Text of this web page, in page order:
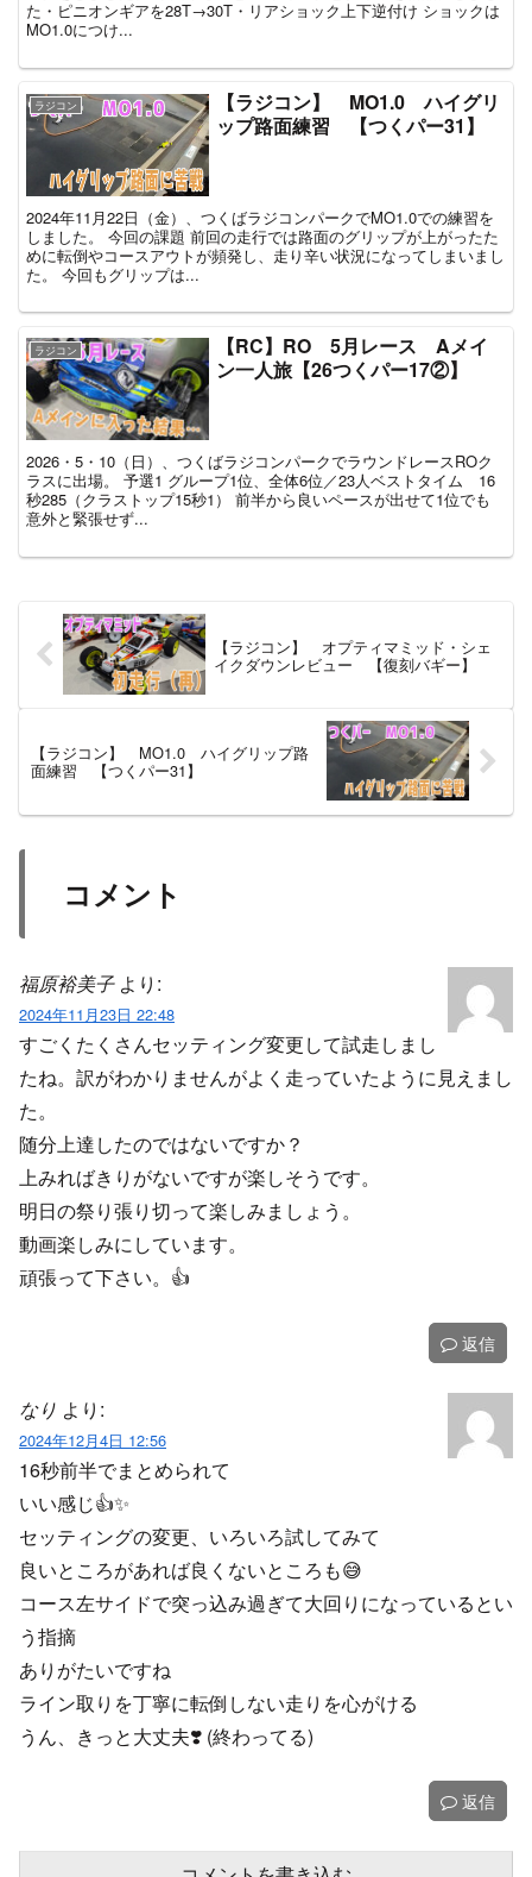
た・ピニオンギアを28T→30T・リアショック上下逆付け ショックは
MO1.0につけ...
ラジコン
【ラジコン】 MO1.0 ハイグリ
ップ路面練習 【つくパー31】
2024年11月22日（金）、つくばラジコンパークでMO1.0での練習を
しました。 今回の課題 前回の走行では路面のグリップが上がったた
めに転倒やコースアウトが頻発し、走り辛い状況になってしまいまし
た。 今回もグリップは...
ラジコン
【RC】RO 5月レース Aメイ
ン一人旅【26つくパー17②】
2026・5・10（日）、つくばラジコンパークでラウンドレースROク
ラスに出場。 予選1 グループ1位、全体6位／23人ベストタイム 16
秒285（クラストップ15秒1） 前半から良いペースが出せて1位でも
意外と緊張せず...
【ラジコン】 オプティマミッド・シェ
イクダウンレビュー 【復刻バギー】
【ラジコン】 MO1.0 ハイグリップ路
面練習 【つくパー31】
コメント
福原裕美子 より:
2024年11月23日 22:48
すごくたくさんセッティング変更して試走しまし
たね。訳がわかりませんがよく走っていたように見えまし
た。
随分上達したのではないですか？
上みればきりがないですが楽しそうです。
明日の祭り張り切って楽しみましょう。
動画楽しみにしています。
頑張って下さい。👍️
返信
なり より:
2024年12月4日 12:56
16秒前半でまとめられて
いい感じ👍✨️
セッティングの変更、いろいろ試してみて
良いところがあれば良くないところも😅
コース左サイドで突っ込み過ぎて大回りになっているとい
う指摘
ありがたいですね
ライン取りを丁寧に転倒しない走りを心がける
うん、きっと大丈夫❣️ (終わってる)
返信